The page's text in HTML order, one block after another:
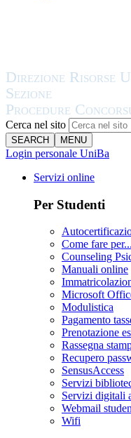
Cerca nel sito
SEARCH MENU
Login personale UniBa
Servizi online
Per Studenti
Come fare per...
Counseling
Manuali online
Microsoft
Modulistica
Pagamento
Prenotazione
Rassegna
Recupero
SensusAccess
Servizi
Servizi digitali
Webmail
Wifi